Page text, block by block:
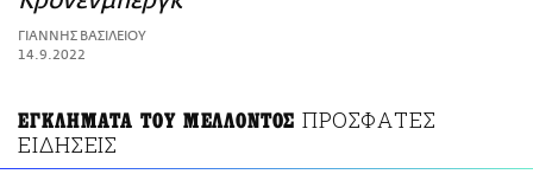
ΑΜΠΑ
PRINT
ΓΙΑΝΝΗΣ ΒΑΣΙΛΕΙΟΥ
14.9.2022
ΕΓΚΛΗΜΑΤΑ ΤΟΥ ΜΕΛΛΟΝΤΟΣ ΠΡΟΣΦΑΤΕΣ
ΕΙΔΗΣΕΙΣ